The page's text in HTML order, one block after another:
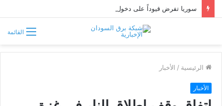
القائمة
الرئيسية / الأخبار
الأخبار